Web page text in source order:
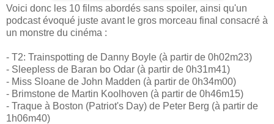
Voici donc les 10 films abordés sans spoiler, ainsi qu'un
podcast évoqué juste avant le gros morceau final consacré à
un monstre du cinéma :
- T2: Trainspotting de Danny Boyle (à partir de 0h02m23)
- Sleepless de Baran bo Odar (à partir de 0h31m41)
- Miss Sloane de John Madden (à partir de 0h34m00)
- Brimstone de Martin Koolhoven (à partir de 0h46m15)
- Traque à Boston (Patriot's Day) de Peter Berg (à partir de
1h06m40)